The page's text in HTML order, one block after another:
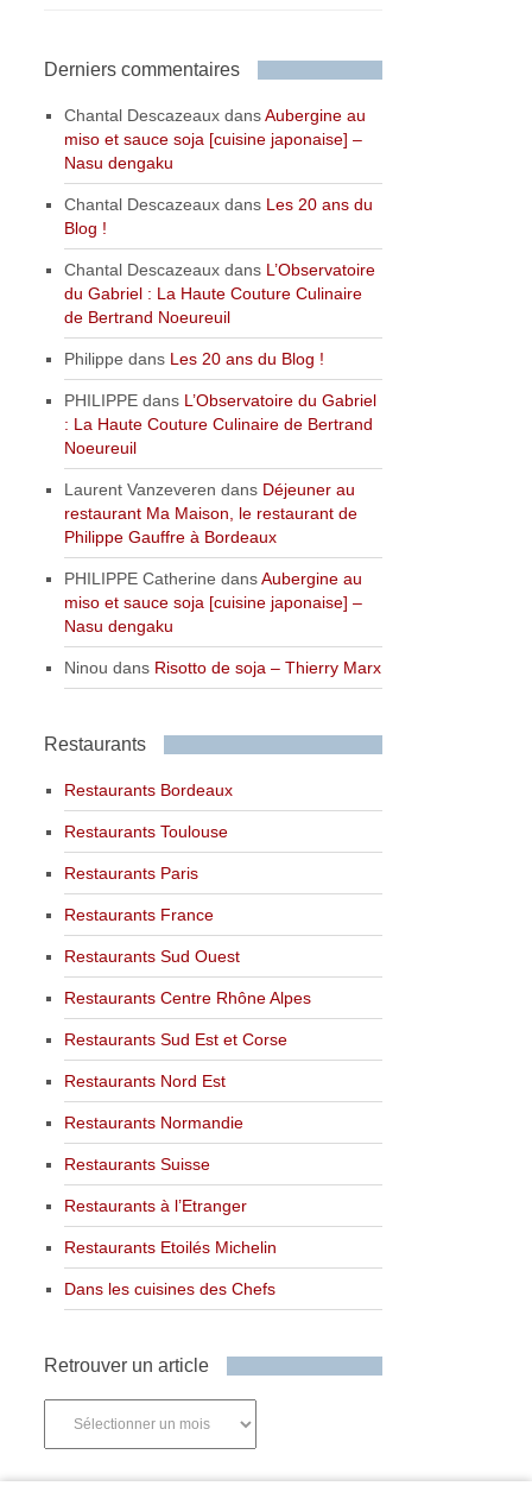
Derniers commentaires
Chantal Descazeaux dansAubergine au
miso et sauce soja [cuisine japonaise] –
Nasu dengaku
Chantal Descazeaux dans Les 20 ans du
Blog !
Chantal Descazeaux dans L’Observatoire
du Gabriel : La Haute Couture Culinaire
de Bertrand Noeureuil
Philippe dans Les 20 ans du Blog !
PHILIPPE dans L’Observatoire du Gabriel
: La Haute Couture Culinaire de Bertrand
Noeureuil
Laurent Vanzeveren dans Déjeuner au
restaurant Ma Maison, le restaurant de
Philippe Gauffre à Bordeaux
PHILIPPE Catherine dansAubergine au
miso et sauce soja [cuisine japonaise] –
Nasu dengaku
Ninou dans Risotto de soja – Thierry Marx
Restaurants
Restaurants Bordeaux
Restaurants Toulouse
Restaurants Paris
Restaurants France
Restaurants Sud Ouest
Restaurants Centre Rhône Alpes
Restaurants Sud Est et Corse
Restaurants Nord Est
Restaurants Normandie
Restaurants Suisse
Restaurants à l’Etranger
Restaurants Etoilés Michelin
Dans les cuisines des Chefs
Retrouver un article